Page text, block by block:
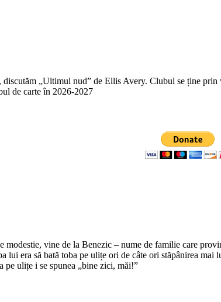
„Ultimul nud” de Ellis Avery. Clubul se ține
de carte în 2026-2027
vine de la Benezic – nume de familie care
lui era să bată toba pe ulițe ori de câte ori stăpânirea
ulițe i se spunea „bine zici, măi!”